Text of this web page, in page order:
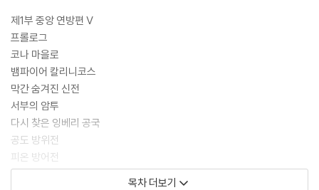
제1부 중앙 연방편 Ⅴ
프롤로그
코나 마을로
뱀파이어 칼리니코스
막간 숨겨진 신전
서부의 암투
다시 찾은 잉베리 공국
공도 방위전
피온 방어전
본진 강습
목차 더보기